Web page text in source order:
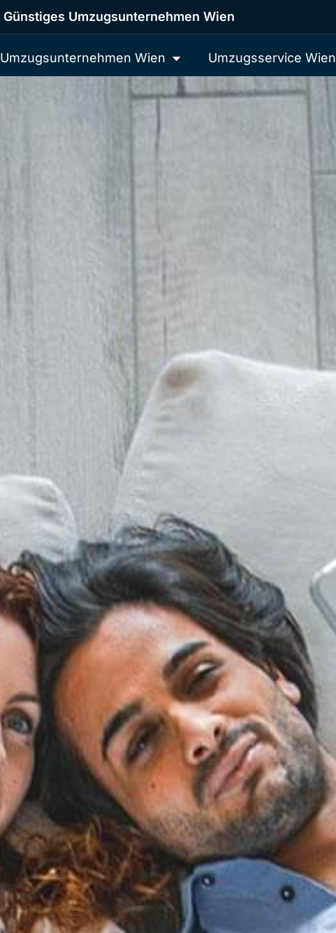
Günstiges Umzugsunternehmen Wien
Umzugsunternehmen Wien Umzugsservice Wien